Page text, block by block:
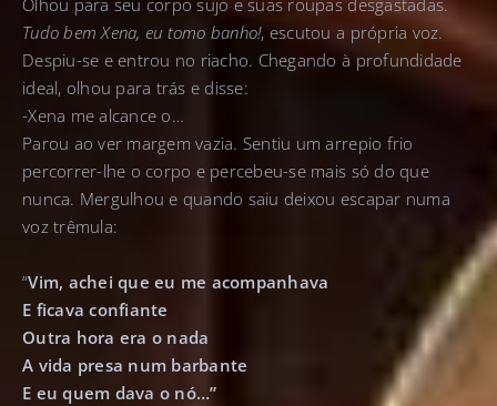
Olhou para seu corpo sujo e suas roupas desgastadas.
Tudo bem Xena, eu tomo banho!, escutou a própria voz.
Despiu-se e entrou no riacho. Chegando à profundidade
ideal, olhou para trás e disse:
-Xena me alcance o…
Parou ao ver margem vazia. Sentiu um arrepio frio
percorrer-lhe o corpo e percebeu-se mais só do que
nunca. Mergulhou e quando saiu deixou escapar numa
voz trêmula:
“Vim, achei que eu me acompanhava
E ficava confiante
Outra hora era o nada
A vida presa num barbante
E eu quem dava o nó…”